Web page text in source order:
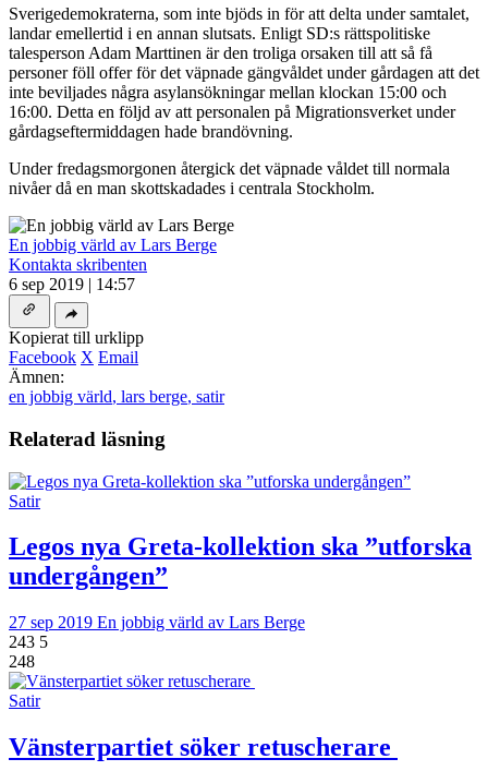
Sverigedemokraterna, som inte bjöds in för att delta under samtalet,
landar emellertid i en annan slutsats. Enligt SD:s rättspolitiske
talesperson Adam Marttinen är den troliga orsaken till att så få
personer föll offer för det väpnade gängvåldet under gårdagen att det
inte beviljades några asylansökningar mellan klockan 15:00 och
16:00. Detta en följd av att personalen på Migrationsverket under
gårdagseftermiddagen hade brandövning.
Under fredagsmorgonen återgick det väpnade våldet till normala
nivåer då en man skottskadades i centrala Stockholm.
En jobbig värld av Lars Berge
Kontakta skribenten
6 sep 2019 | 14:57
Kopierat till urklipp
Facebook X Email
Ämnen:
en jobbig värld, lars berge, satir
Relaterad läsning
Satir
Legos nya Greta-kollektion ska ”utforska
undergången”
27 sep 2019 En jobbig värld av Lars Berge
243 5
248
Satir
Vänsterpartiet söker retuscherare